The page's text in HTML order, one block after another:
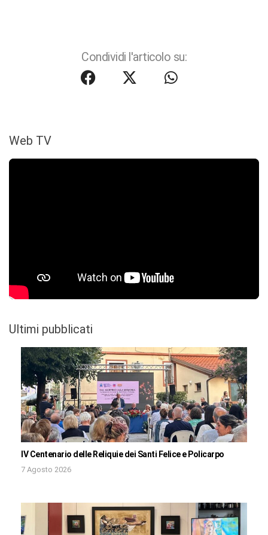
Condividi l'articolo su:
Web TV
Ultimi pubblicati
IV Centenario delle Reliquie dei Santi Felice e Policarpo
7 Agosto 2026